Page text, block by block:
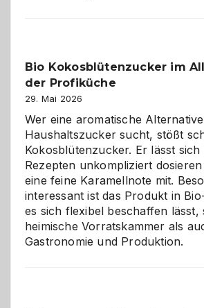
für
Hunde
im
Bio Kokosblütenzucker im
der Profiküche
29. Mai 2026
Wer eine aromatische
Haushaltszucker sucht, stößt
Kokosblütenzucker. Er lässt sich
Rezepten unkompliziert
eine feine Karamellnote mit.
interessant ist das Produkt in
es sich flexibel beschaffen
heimische Vorratskammer als
Gastronomie und Produktion.